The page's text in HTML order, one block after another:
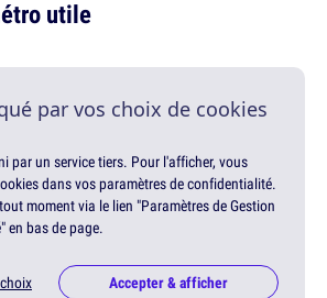
utile
par vos choix de cookies
par un service tiers. Pour l'afficher, vous
dans vos paramètres de confidentialité.
moment via le lien "Paramètres de Gestion
en bas de page.
Accepter & afficher